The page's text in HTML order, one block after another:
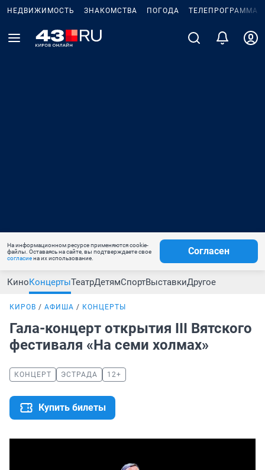
НЕДВИЖИМОСТЬ ЗНАКОМСТВА ПОГОДА ТЕЛЕПРОГРАММА
На информационном ресурсе применяются cookie-
файлы. Оставаясь на сайте, вы подтверждаете свое
согласиена их использование.
Согласен
КиноКонцертыТеатрДетямСпортВыставкиДругое
КИРОВ АФИША КОНЦЕРТЫ
Гала-концерт открытия III Вятского
фестиваля «На семи холмах»
КОНЦЕРТ ЭСТРАДА 12+
Купить билеты